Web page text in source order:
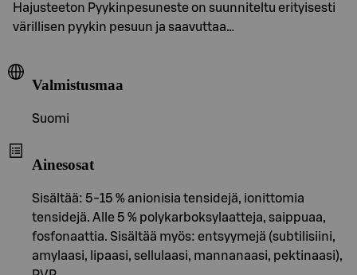
Hajusteeton Pyykinpesuneste on suunniteltu erityisesti
värillisen pyykin pesuun ja saavuttaa…
Valmistusmaa
Suomi
Ainesosat
Sisältää: 5-15 % anionisia tensidejä, ionittomia
tensidejä. Alle 5 % polykarboksylaatteja, saippuaa,
fosfonaattia. Sisältää myös: entsyymejä (subtilisiini,
amylaasi, lipaasi, sellulaasi, mannanaasi, pektinaasi),